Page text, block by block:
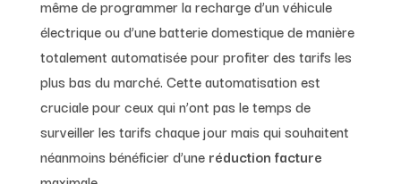
même de programmer la recharge d’un véhicule
électrique ou d’une batterie domestique de manière
totalement automatisée pour profiter des tarifs les
plus bas du marché. Cette automatisation est
cruciale pour ceux qui n’ont pas le temps de
surveiller les tarifs chaque jour mais qui souhaitent
néanmoins bénéficier d’une réduction facture